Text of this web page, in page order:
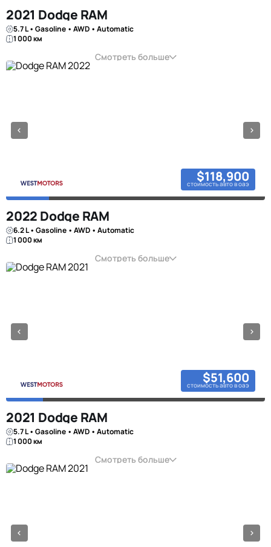
2021 Dodge RAM
5.7 L • Gasoline • AWD • Automatic
1 000 км
Смотреть больше
$118,900
стоимость авто в оаэ
2022 Dodge RAM
6.2 L • Gasoline • AWD • Automatic
1 000 км
Смотреть больше
$51,600
стоимость авто в оаэ
2021 Dodge RAM
5.7 L • Gasoline • AWD • Automatic
1 000 км
Смотреть больше